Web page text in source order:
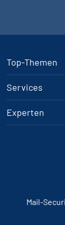
Top-Themen
Services
Experten
Mail-